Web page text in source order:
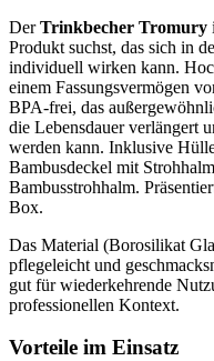
DerTrinkbecher Tromury
Produkt suchst, das sich in
individuell wirken kann.
einem Fassungsvermögen
BPA-frei, das
die Lebensdauer verlängert
werden kann. Inklusive
Bambusdeckel mit
Bambusstrohhalm.
Box.
Das Material (Borosilikat
pflegeleicht und
gut für wiederkehrende
professionellen Kontext.
Vorteile im Einsatz